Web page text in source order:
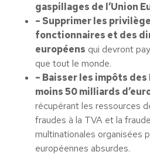
gaspillages de l’Union
– Supprimer les
fonctionnaires et des
européens qui devront
que tout le monde.
– Baisser les impôts des
moins 50 milliards
récupérant les ressources
fraudes à la TVA et la
multinationales organisées
européennes absurdes.